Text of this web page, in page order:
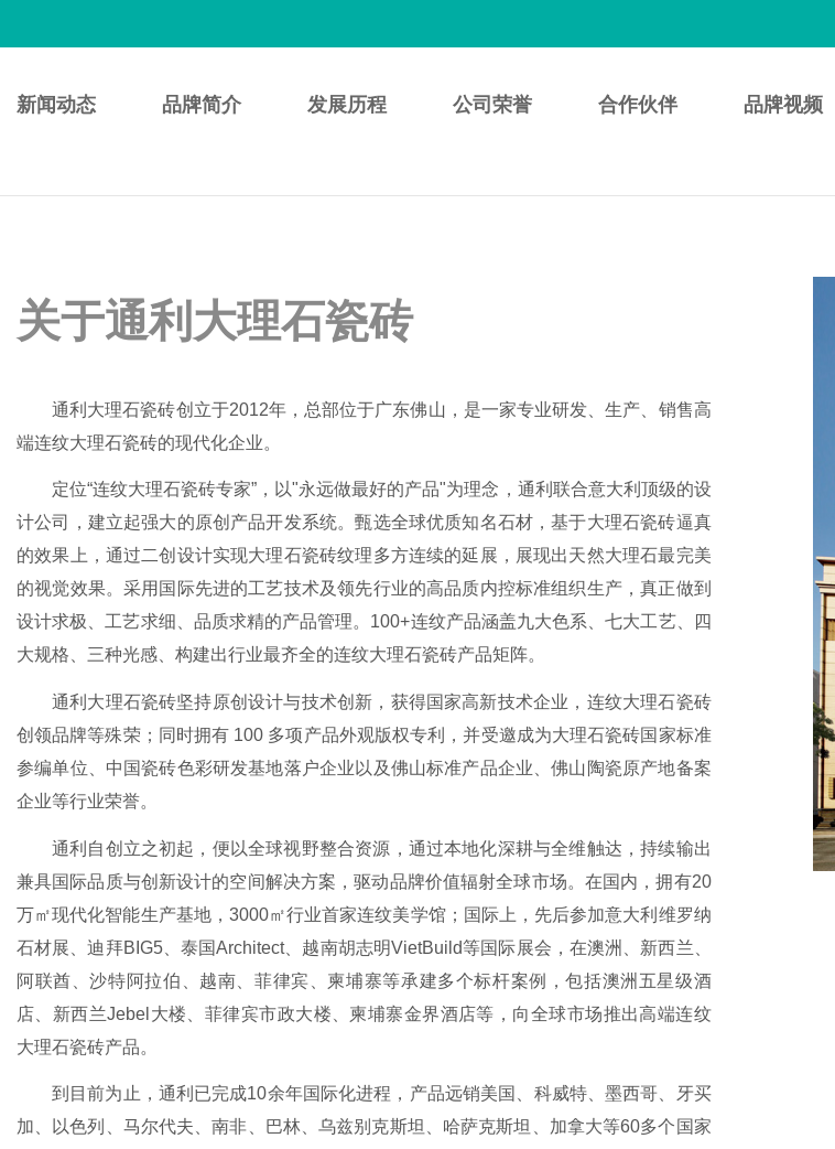
新闻动态 品牌简介 发展历程 公司荣誉 合作伙伴 品牌视频
关于通利大理石瓷砖
通利大理石瓷砖创立于2012年，总部位于广东佛山，是一家专业研发、生产、销售高
端连纹大理石瓷砖的现代化企业。
定位“连纹大理石瓷砖专家”，以"永远做最好的产品"为理念，通利联合意大利顶级的设
计公司，建立起强大的原创产品开发系统。甄选全球优质知名石材，基于大理石瓷砖逼真
的效果上，通过二创设计实现大理石瓷砖纹理多方连续的延展，展现出天然大理石最完美
的视觉效果。采用国际先进的工艺技术及领先行业的高品质内控标准组织生产，真正做到
设计求极、工艺求细、品质求精的产品管理。100+连纹产品涵盖九大色系、七大工艺、四
大规格、三种光感、构建出行业最齐全的连纹大理石瓷砖产品矩阵。
通利大理石瓷砖坚持原创设计与技术创新，获得国家高新技术企业，连纹大理石瓷砖
创领品牌等殊荣；同时拥有 100 多项产品外观版权专利，并受邀成为大理石瓷砖国家标准
参编单位、中国瓷砖色彩研发基地落户企业以及佛山标准产品企业、佛山陶瓷原产地备案
企业等行业荣誉。
通利自创立之初起，便以全球视野整合资源，通过本地化深耕与全维触达，持续输出
兼具国际品质与创新设计的空间解决方案，驱动品牌价值辐射全球市场。在国内，拥有20
万㎡现代化智能生产基地，3000㎡行业首家连纹美学馆；国际上，先后参加意大利维罗纳
石材展、迪拜BIG5、泰国Architect、越南胡志明VietBuild等国际展会，在澳洲、新西兰、
阿联酋、沙特阿拉伯、越南、菲律宾、柬埔寨等承建多个标杆案例，包括澳洲五星级酒
店、新西兰Jebel大楼、菲律宾市政大楼、柬埔寨金界酒店等，向全球市场推出高端连纹
大理石瓷砖产品。
到目前为止，通利已完成10余年国际化进程，产品远销美国、科威特、墨西哥、牙买
加、以色列、马尔代夫、南非、巴林、乌兹别克斯坦、哈萨克斯坦、加拿大等60多个国家